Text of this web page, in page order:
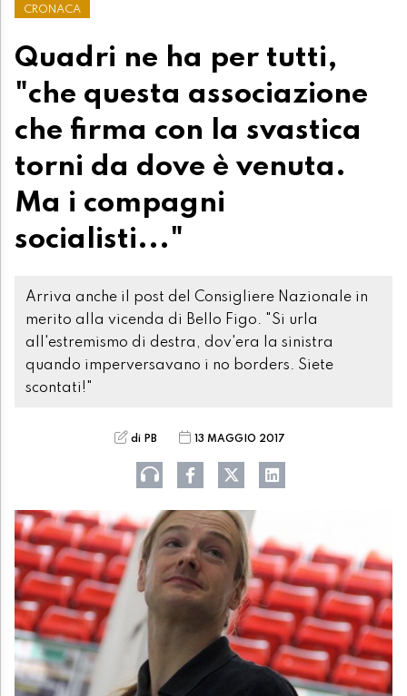
CRONACA
Quadri ne ha per tutti,
"che questa associazione
che firma con la svastica
torni da dove è venuta.
Ma i compagni
socialisti..."
Arriva anche il post del Consigliere Nazionale in
merito alla vicenda di Bello Figo. "Si urla
all'estremismo di destra, dov'era la sinistra
quando imperversavano i no borders. Siete
scontati!"
di PB 13 MAGGIO 2017